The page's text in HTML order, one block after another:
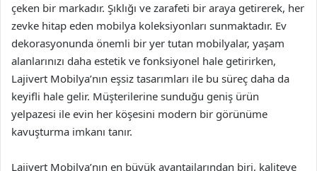
çeken bir markadır. Şıklığı ve zarafeti bir araya getirerek, her
zevke hitap eden mobilya koleksiyonları sunmaktadır. Ev
dekorasyonunda önemli bir yer tutan mobilyalar, yaşam
alanlarınızı daha estetik ve fonksiyonel hale getirirken,
Lajivert Mobilya’nın eşsiz tasarımları ile bu süreç daha da
keyifli hale gelir. Müşterilerine sunduğu geniş ürün
yelpazesi ile evin her köşesini modern bir görünüme
kavuşturma imkanı tanır.
Lajivert Mobilya’nın en büyük avantajlarından biri, kaliteye